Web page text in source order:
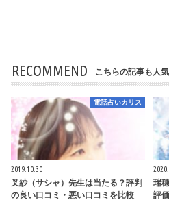
RECOMMEND こちらの記事も人気
電話占いカリス
2019.10.30
叉紗（サシャ）先生は当たる？評判
の良い口コミ・悪い口コミを比較
瑞
評